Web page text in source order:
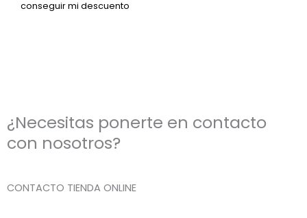
¿Necesitas ponerte en contacto
con nosotros?
CONTACTO TIENDA ONLINE